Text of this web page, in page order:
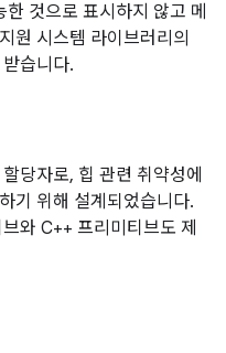
것으로 표시하지 않고 메
지원 시스템 라이브러리의
습니다.
당자로, 힙 관련 취약성에
기 위해 설계되었습니다.
와 C++ 프리미티브도 제